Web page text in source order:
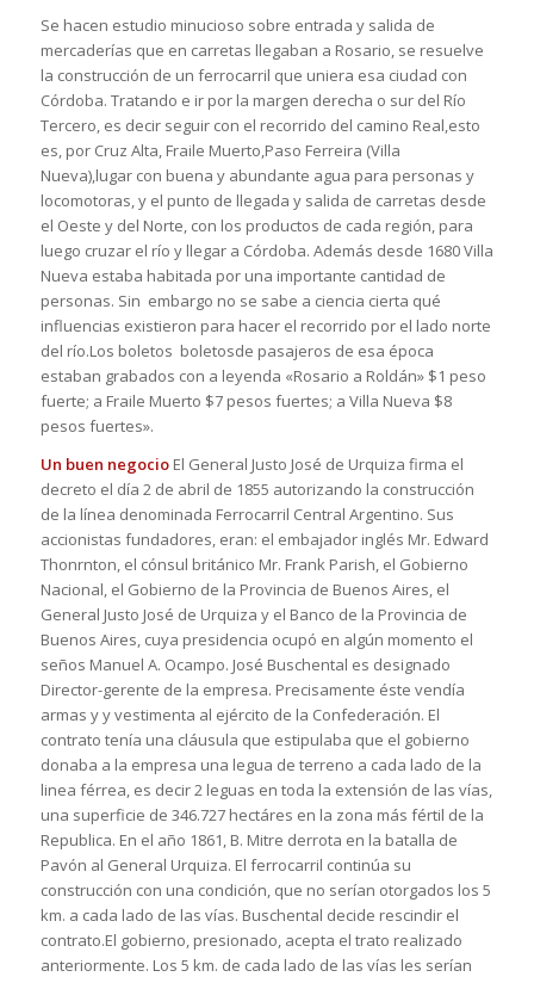
Se hacen estudio minucioso sobre entrada y salida de
mercaderías que en carretas llegaban a Rosario, se resuelve
la construcción de un ferrocarril que uniera esa ciudad con
Córdoba. Tratando e ir por la margen derecha o sur del Río
Tercero, es decir seguir con el recorrido del camino Real,esto
es, por Cruz Alta, Fraile Muerto,Paso Ferreira (Villa
Nueva),lugar con buena y abundante agua para personas y
locomotoras, y el punto de llegada y salida de carretas desde
el Oeste y del Norte, con los productos de cada región, para
luego cruzar el río y llegar a Córdoba. Además desde 1680 Villa
Nueva estaba habitada por una importante cantidad de
personas. Sin embargo no se sabe a ciencia cierta qué
influencias existieron para hacer el recorrido por el lado norte
del río.Los boletos boletosde pasajeros de esa época
estaban grabados con a leyenda «Rosario a Roldán» $1 peso
fuerte; a Fraile Muerto $7 pesos fuertes; a Villa Nueva $8
pesos fuertes».
Un buen negocioEl General Justo José de Urquiza firma el
decreto el día 2 de abril de 1855 autorizando la construcción
de la línea denominada Ferrocarril Central Argentino. Sus
accionistas fundadores, eran: el embajador inglés Mr. Edward
Thonrnton, el cónsul británico Mr. Frank Parish, el Gobierno
Nacional, el Gobierno de la Provincia de Buenos Aires, el
General Justo José de Urquiza y el Banco de la Provincia de
Buenos Aires, cuya presidencia ocupó en algún momento el
seños Manuel A. Ocampo. José Buschental es designado
Director-gerente de la empresa. Precisamente éste vendía
armas y y vestimenta al ejército de la Confederación. El
contrato tenía una cláusula que estipulaba que el gobierno
donaba a la empresa una legua de terreno a cada lado de la
linea férrea, es decir 2 leguas en toda la extensión de las vías,
una superficie de 346.727 hectáres en la zona más fértil de la
Republica. En el año 1861, B. Mitre derrota en la batalla de
Pavón al General Urquiza. El ferrocarril continúa su
construcción con una condición, que no serían otorgados los 5
km. a cada lado de las vías. Buschental decide rescindir el
contrato.El gobierno, presionado, acepta el trato realizado
anteriormente. Los 5 km. de cada lado de las vías les serían